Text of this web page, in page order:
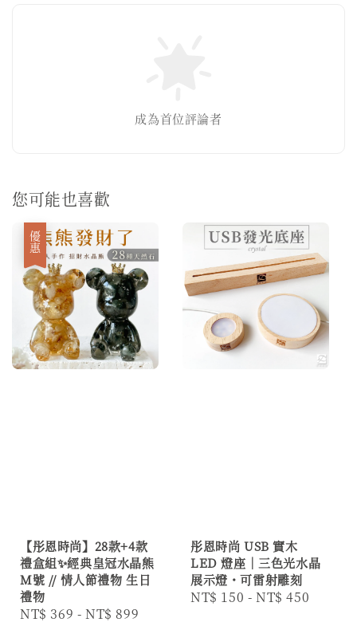
成為首位評論者
您可能也喜歡
優惠
【彤恩時尚】28款+4款
禮盒組✨經典皇冠水晶熊
M號 // 情人節禮物 生日
禮物
Sale
NT$ 369 -NT$ 899
彤恩時尚 USB 實木
LED 燈座｜三色光水晶
展示燈・可雷射雕刻
Regular
NT$ 150 -NT$ 450